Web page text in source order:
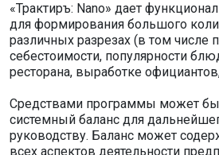
«Трактиръ: Nano» дает
для формирования большого
различных разрезах (в том числе
себестоимости, популярности
ресторана, выработке
Средствами программы может
системный баланс для
руководству. Баланс может
всех аспектов деятельности